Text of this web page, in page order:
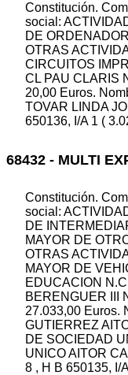
Constitución.
social:
DE
OTRAS
CIRCUITOS
CL PAU CLARIS
20,00 Euros.
TOVAR LINDA
650136, I/A 1 (
68432 - MULTI
Constitución.
social:
DE
MAYOR DE
OTRAS
MAYOR DE
EDUCACION
BERENGUER III
27.033,00 Euros.
GUTIERREZ
DE SOCIEDAD
UNICO AITOR
8 , H B 650135, I/